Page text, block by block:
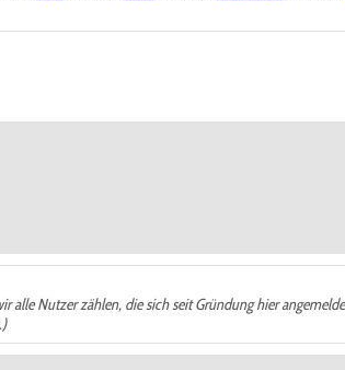
Nutzer zählen, die sich seit Gründung hier